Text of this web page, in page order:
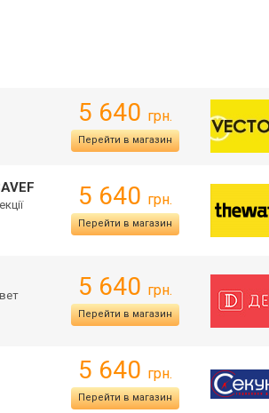
5 640 грн.
Перейти в магазин
5 640 грн.
Перейти в магазин
5 640 грн.
Перейти в магазин
5 640 грн.
Перейти в магазин